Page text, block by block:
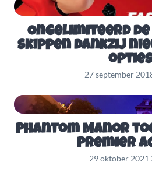
Ongelimiteerd
skippen dankzij
opties
27 september
Phantom Manor
Premier
29 oktober 2021